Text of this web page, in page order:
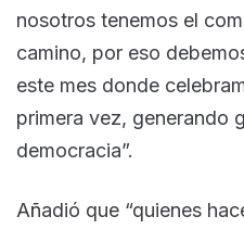
nosotros tenemos el
camino, por eso
este mes donde
primera vez, generando
democracia”.
Añadió que “quienes